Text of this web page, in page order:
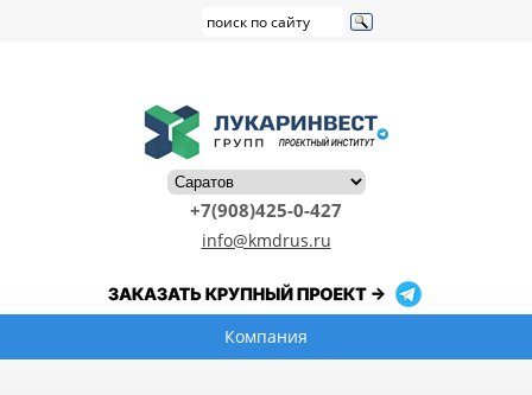
+7(908)425-0-427
info@kmdrus.ru
Компания